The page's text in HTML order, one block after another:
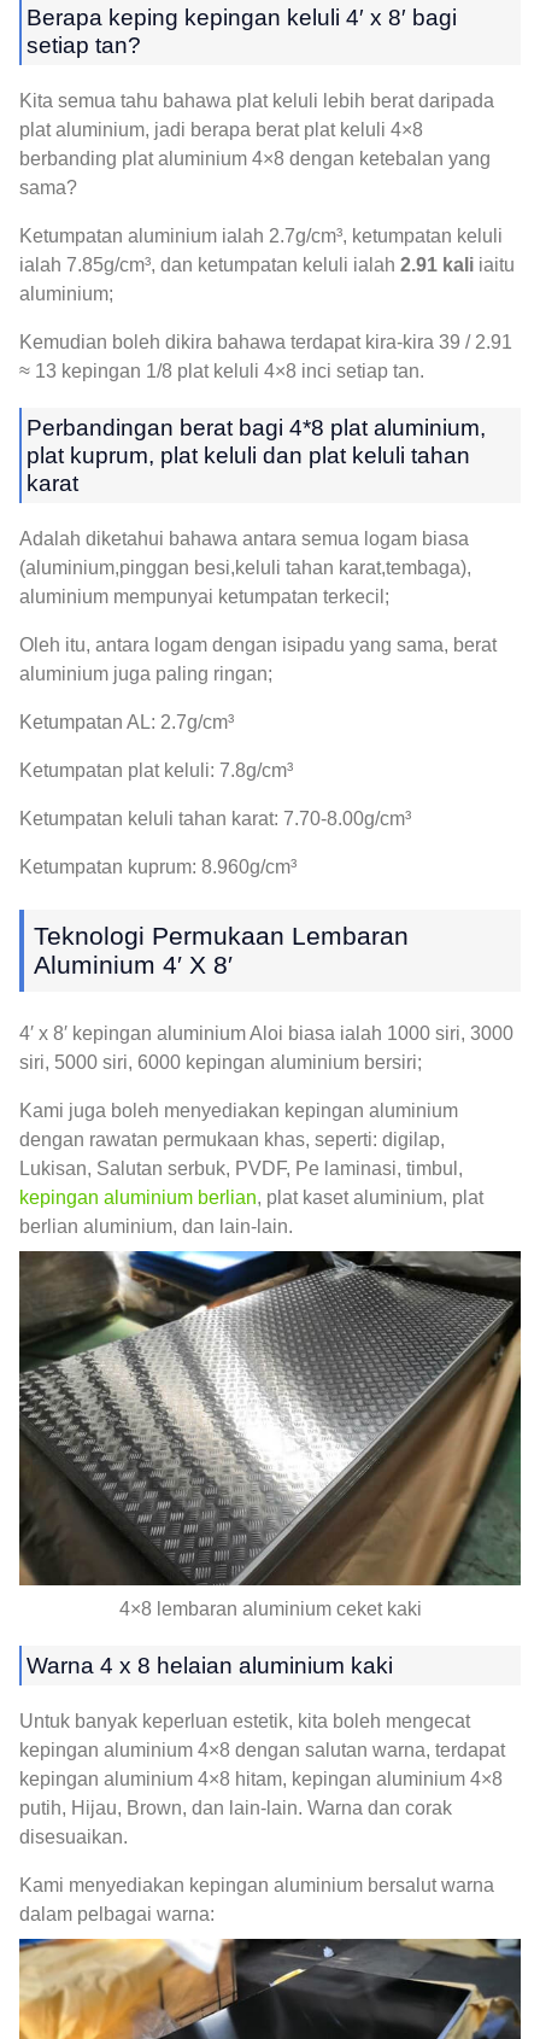
Berapa keping kepingan keluli 4′ x 8′ bagi
setiap tan?
Kita semua tahu bahawa plat keluli lebih berat daripada
plat aluminium, jadi berapa berat plat keluli 4×8
berbanding plat aluminium 4×8 dengan ketebalan yang
sama?
Ketumpatan aluminium ialah 2.7g/cm³, ketumpatan keluli
ialah 7.85g/cm³, dan ketumpatan keluli ialah 2.91 kali iaitu
aluminium;
Kemudian boleh dikira bahawa terdapat kira-kira 39 / 2.91
≈ 13 kepingan 1/8 plat keluli 4×8 inci setiap tan.
Perbandingan berat bagi 4*8 plat aluminium,
plat kuprum, plat keluli dan plat keluli tahan
karat
Adalah diketahui bahawa antara semua logam biasa
(aluminium,pinggan besi,keluli tahan karat,tembaga),
aluminium mempunyai ketumpatan terkecil;
Oleh itu, antara logam dengan isipadu yang sama, berat
aluminium juga paling ringan;
Ketumpatan AL: 2.7g/cm³
Ketumpatan plat keluli: 7.8g/cm³
Ketumpatan keluli tahan karat: 7.70-8.00g/cm³
Ketumpatan kuprum: 8.960g/cm³
Teknologi Permukaan Lembaran
Aluminium 4′ X 8′
4′ x 8′ kepingan aluminium Aloi biasa ialah 1000 siri, 3000
siri, 5000 siri, 6000 kepingan aluminium bersiri;
Kami juga boleh menyediakan kepingan aluminium
dengan rawatan permukaan khas, seperti: digilap,
Lukisan, Salutan serbuk, PVDF, Pe laminasi, timbul,
kepingan aluminium berlian, plat kaset aluminium, plat
berlian aluminium, dan lain-lain.
4×8 lembaran aluminium ceket kaki
Warna 4 x 8 helaian aluminium kaki
Untuk banyak keperluan estetik, kita boleh mengecat
kepingan aluminium 4×8 dengan salutan warna, terdapat
kepingan aluminium 4×8 hitam, kepingan aluminium 4×8
putih, Hijau, Brown, dan lain-lain. Warna dan corak
disesuaikan.
Kami menyediakan kepingan aluminium bersalut warna
dalam pelbagai warna: